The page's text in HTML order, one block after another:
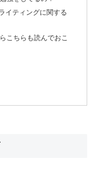
イティングに関する
こちらも読んでおこ